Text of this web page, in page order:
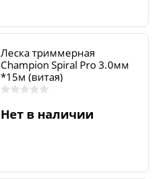
Леска триммерная
Champion Spiral Pro 3.0мм
*15м (витая)
Нет в наличии